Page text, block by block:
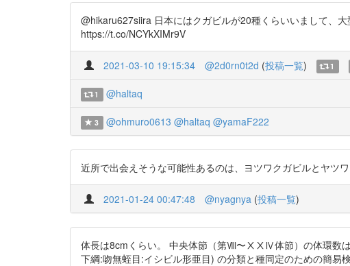
@hikaru627siira 日本にはクガビルが20種くらいいまして、
https://t.co/NCYkXIMr9V
2021-03-10 19:15:34 @2d0rn0t2d (投稿一覧) 1
1 @haltaq
3 @ohmuro0613 @haltaq @yamaF222
近所で出会えそうな可能性あるのは、ヨツワクガビルとヤツ
2021-01-24 00:47:48 @nyagnya (投稿一覧)
体長は8cmくらい。 中央体節（第Ⅷ〜ⅩⅩⅣ体節）の体環数は
下綱:吻無蛭目:イシビル形亜目) の分類と種同定のための簡